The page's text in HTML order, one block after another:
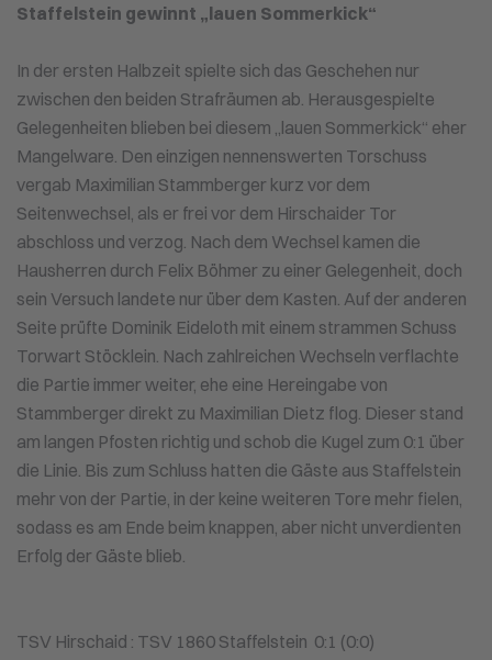
Staffelstein gewinnt „lauen Sommerkick“
In der ersten Halbzeit spielte sich das Geschehen nur
zwischen den beiden Strafräumen ab. Herausgespielte
Gelegenheiten blieben bei diesem „lauen Sommerkick“ eher
Mangelware. Den einzigen nennenswerten Torschuss
vergab Maximilian Stammberger kurz vor dem
Seitenwechsel, als er frei vor dem Hirschaider Tor
abschloss und verzog. Nach dem Wechsel kamen die
Hausherren durch Felix Böhmer zu einer Gelegenheit, doch
sein Versuch landete nur über dem Kasten. Auf der anderen
Seite prüfte Dominik Eideloth mit einem strammen Schuss
Torwart Stöcklein. Nach zahlreichen Wechseln verflachte
die Partie immer weiter, ehe eine Hereingabe von
Stammberger direkt zu Maximilian Dietz flog. Dieser stand
am langen Pfosten richtig und schob die Kugel zum 0:1 über
die Linie. Bis zum Schluss hatten die Gäste aus Staffelstein
mehr von der Partie, in der keine weiteren Tore mehr fielen,
sodass es am Ende beim knappen, aber nicht unverdienten
Erfolg der Gäste blieb.
TSV Hirschaid : TSV 1860 Staffelstein 0:1 (0:0)